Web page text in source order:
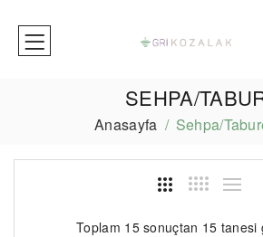
SEHPA/
Anasayfa Sehpa/
Toplam 15 sonuçtan 15 tanesi